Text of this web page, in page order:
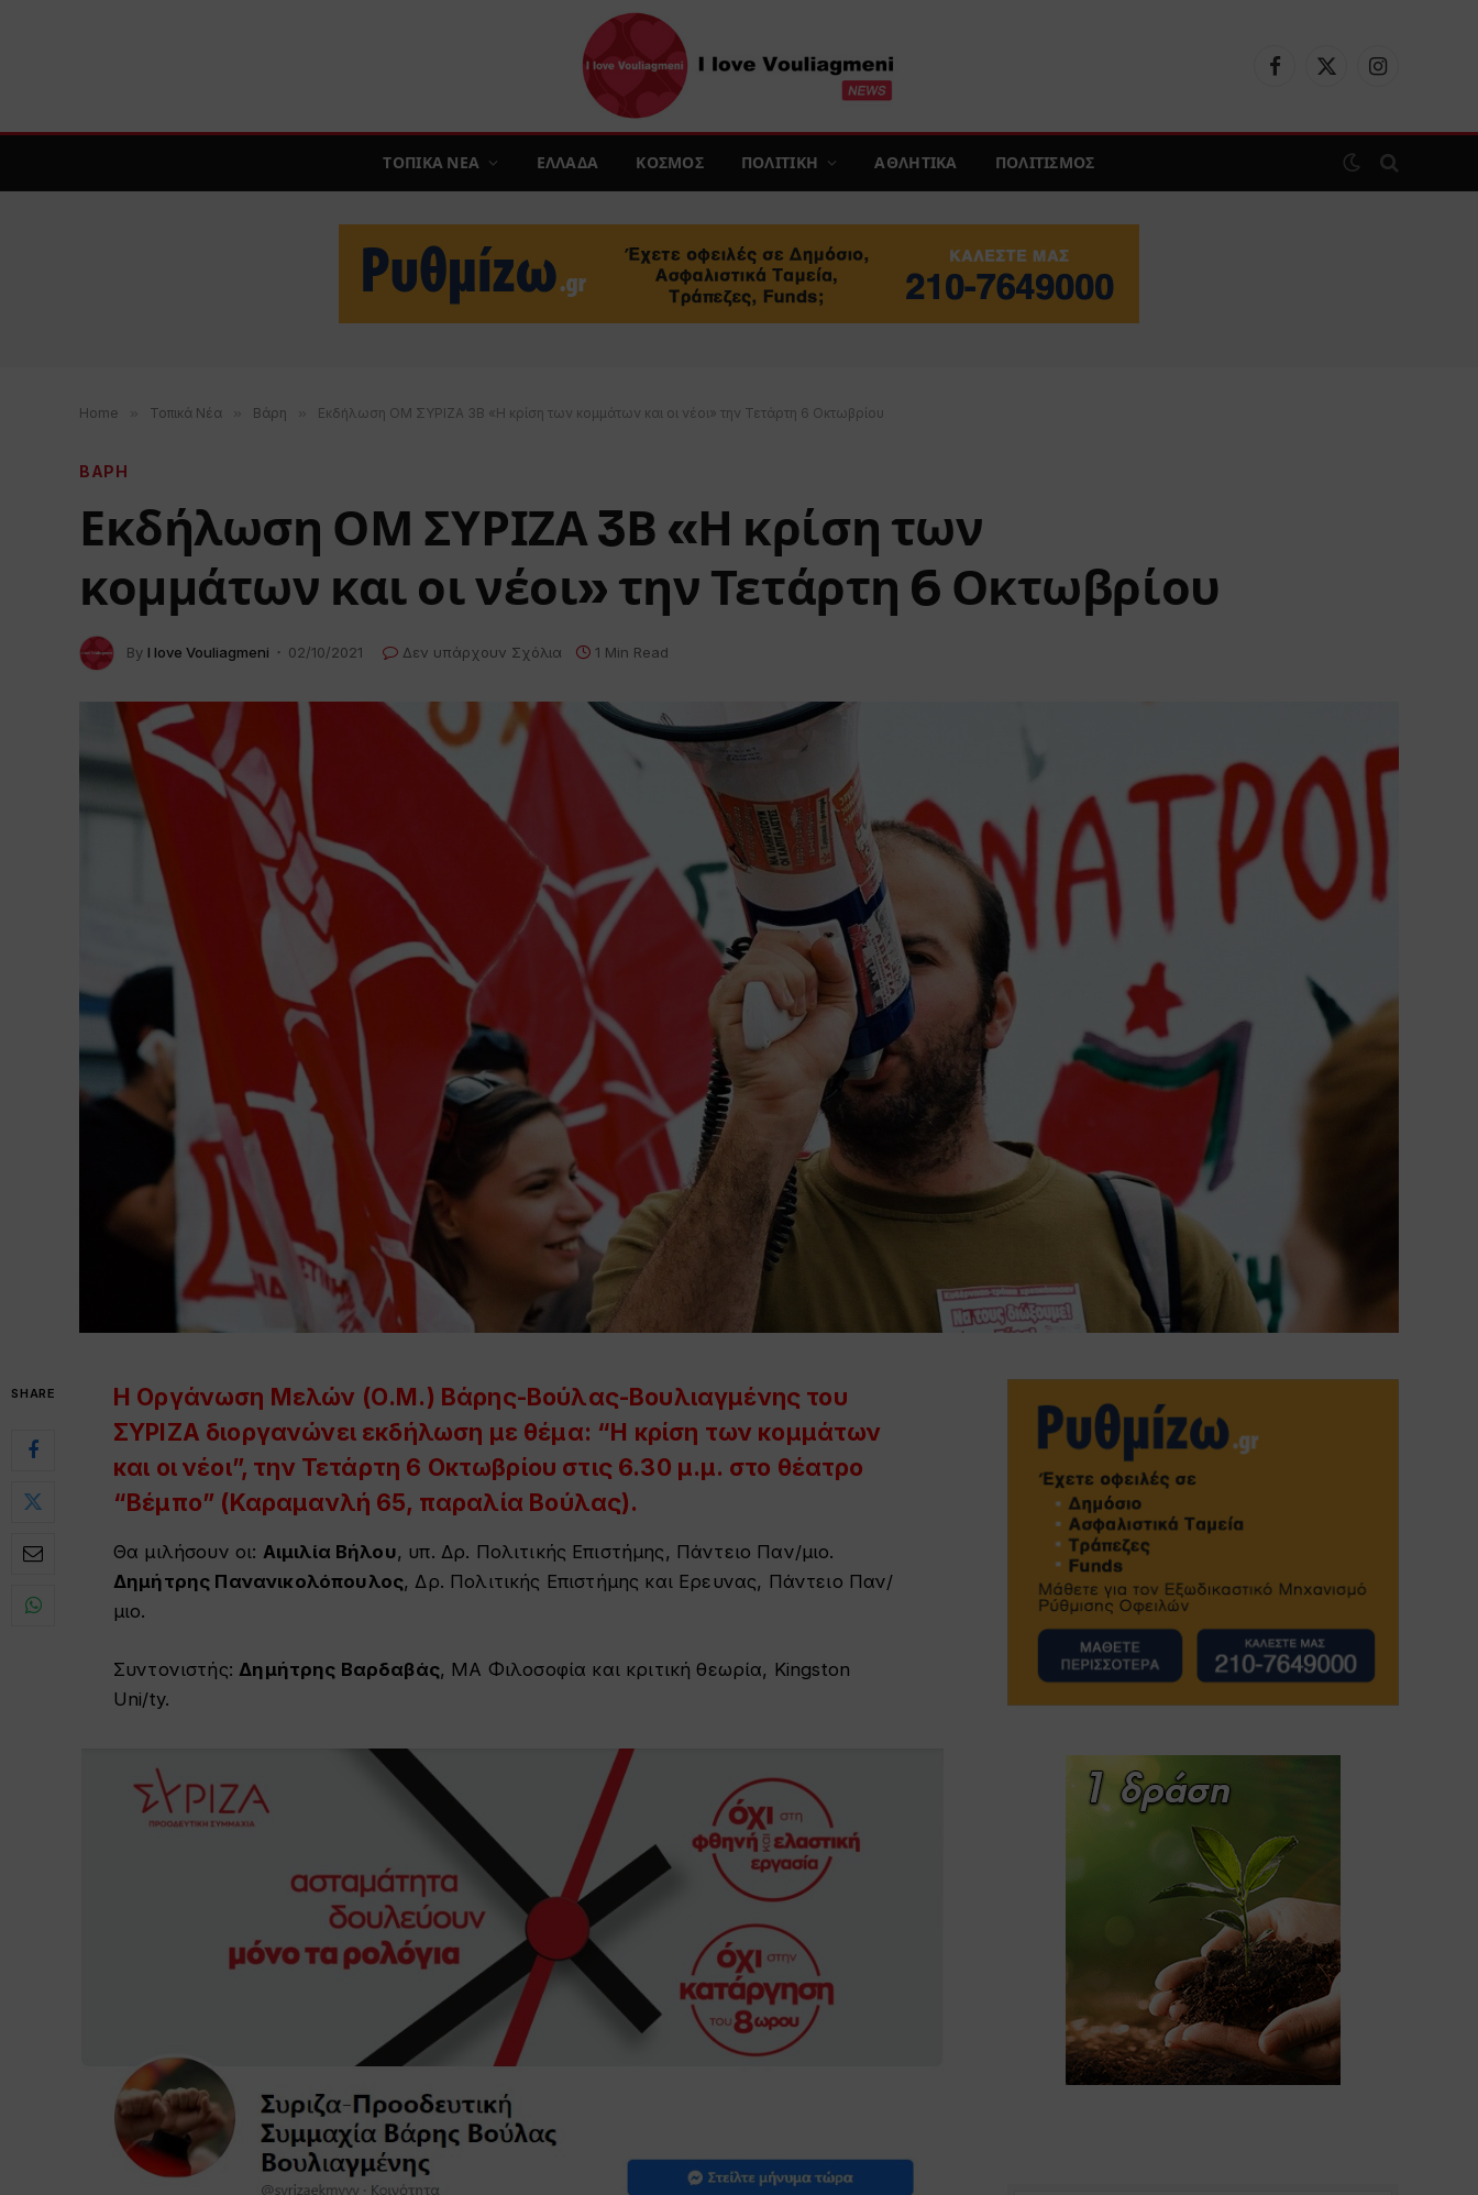
Facebook
X
Instagram
ΤΟΠΙΚΑ ΝΕΑ ΕΛΛΑΔΑ ΚΟΣΜΟΣ ΠΟΛΙΤΙΚΗ ΑΘΛΗΤΙΚΑ ΠΟΛΙΤΙΣΜΟΣ
Home » Τοπικά Νέα » Βάρη » Εκδήλωση ΟΜ ΣΥΡΙΖΑ 3Β «Η κρίση των κομμάτων και οι νέοι» την Τετάρτη 6 Οκτωβρίου
ΒΑΡΗ
Εκδήλωση ΟΜ ΣΥΡΙΖΑ 3Β «Η κρίση των
κομμάτων και οι νέοι» την Τετάρτη 6 Οκτωβρίου
By I love Vouliagmeni 02/10/2021 Δεν υπάρχουν Σχόλια 1 Min Read
SHARE
Η Οργάνωση Μελών (Ο.Μ.) Βάρης-Βούλας-Βουλιαγμένης του
ΣΥΡΙΖΑ διοργανώνει εκδήλωση με θέμα: “Η κρίση των κομμάτων
και οι νέοι”, την Τετάρτη 6 Οκτωβρίου στις 6.30 μ.μ. στο θέατρο
“Βέμπο” (Καραμανλή 65, παραλία Βούλας).
Θα μιλήσουν οι: Αιμιλία Βήλου, υπ. Δρ. Πολιτικής Επιστήμης, Πάντειο Παν/μιο.
Δημήτρης Πανανικολόπουλος, Δρ. Πολιτικής Επιστήμης και Ερευνας, Πάντειο Παν/
μιο.
Συντονιστής: Δημήτρης Βαρδαβάς, ΜΑ Φιλοσοφία και κριτική θεωρία, Kingston
Uni/ty.